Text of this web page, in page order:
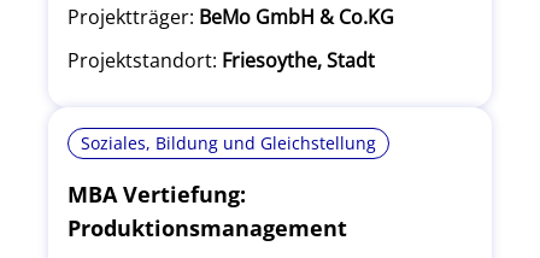
Projektträger: BeMo GmbH & Co.KG
Projektstandort: Friesoythe, Stadt
Soziales, Bildung und Gleichstellung
MBA Vertiefung:
Produktionsmanagement